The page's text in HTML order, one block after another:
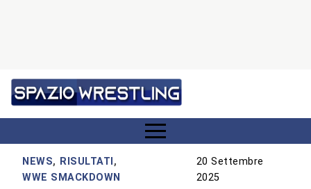
NEWS, RISULTATI,
WWE SMACKDOWN
20 Settembre
2025